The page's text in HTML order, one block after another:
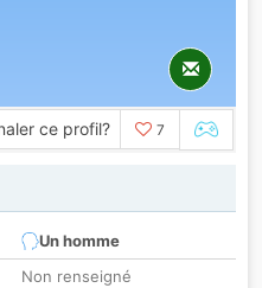
ce profil? 7
Un homme
Non renseigné